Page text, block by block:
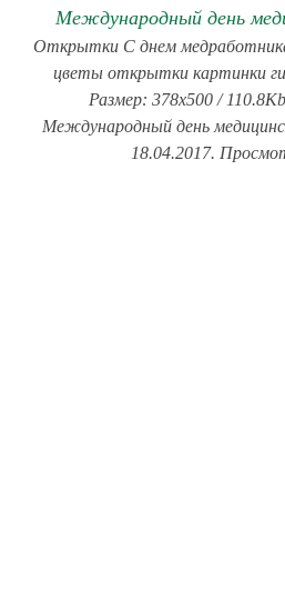
Международный день
Открытки С днем
цветы открытки картинки
Размер: 378x500 /
Международный день
18.04.2017.